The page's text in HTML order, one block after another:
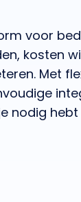
voor
kosten
Met
nodig